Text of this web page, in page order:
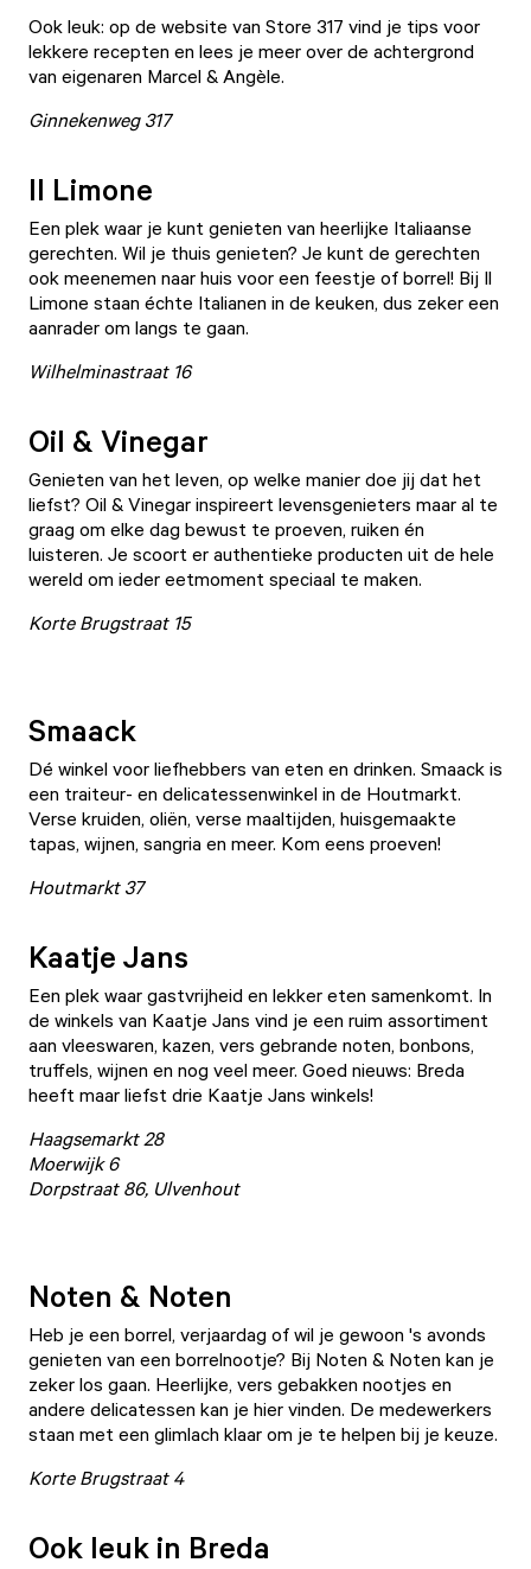
Ook leuk: op de website van Store 317 vind je tips voor
lekkere recepten en lees je meer over de achtergrond
van eigenaren Marcel & Angèle.
Ginnekenweg 317
Il Limone
Een plek waar je kunt genieten van heerlijke Italiaanse
gerechten. Wil je thuis genieten? Je kunt de gerechten
ook meenemen naar huis voor een feestje of borrel! Bij Il
Limone staan échte Italianen in de keuken, dus zeker een
aanrader om langs te gaan.
Wilhelminastraat 16
Oil & Vinegar
Genieten van het leven, op welke manier doe jij dat het
liefst? Oil & Vinegar inspireert levensgenieters maar al te
graag om elke dag bewust te proeven, ruiken én
luisteren. Je scoort er authentieke producten uit de hele
wereld om ieder eetmoment speciaal te maken.
Korte Brugstraat 15
Smaack
Dé winkel voor liefhebbers van eten en drinken. Smaack is
een traiteur- en delicatessenwinkel in de Houtmarkt.
Verse kruiden, oliën, verse maaltijden, huisgemaakte
tapas, wijnen, sangria en meer. Kom eens proeven!
Houtmarkt 37
Kaatje Jans
Een plek waar gastvrijheid en lekker eten samenkomt. In
de winkels van Kaatje Jans vind je een ruim assortiment
aan vleeswaren, kazen, vers gebrande noten, bonbons,
truffels, wijnen en nog veel meer. Goed nieuws: Breda
heeft maar liefst drie Kaatje Jans winkels!
Haagsemarkt 28
Moerwijk 6
Dorpstraat 86, Ulvenhout
Noten & Noten
Heb je een borrel, verjaardag of wil je gewoon 's avonds
genieten van een borrelnootje? Bij Noten & Noten kan je
zeker los gaan. Heerlijke, vers gebakken nootjes en
andere delicatessen kan je hier vinden. De medewerkers
staan met een glimlach klaar om je te helpen bij je keuze.
Korte Brugstraat 4
Ook leuk in Breda